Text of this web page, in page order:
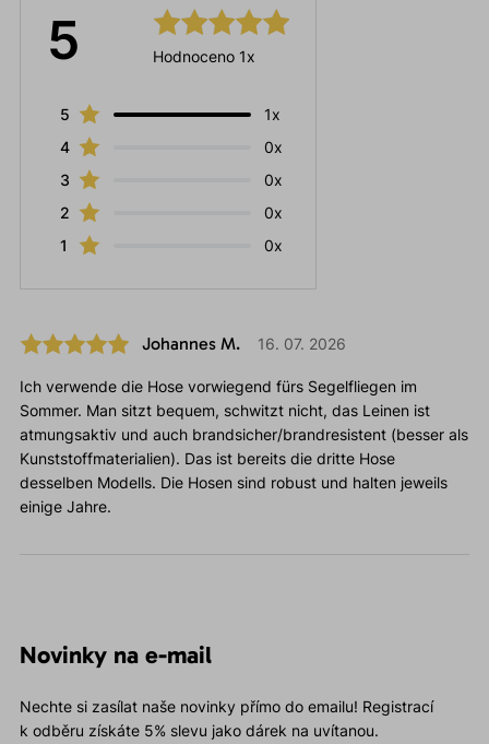
5 Hodnoceno 1x
5
1x
4
0x
3
0x
2
0x
1
0x
Johannes M. 16. 07. 2026
Ich verwende die Hose vorwiegend fürs Segelfliegen im
Sommer. Man sitzt bequem, schwitzt nicht, das Leinen ist
atmungsaktiv und auch brandsicher/brandresistent (besser als
Kunststoffmaterialien). Das ist bereits die dritte Hose
desselben Modells. Die Hosen sind robust und halten jeweils
einige Jahre.
Novinky na e-mail
Nechte si zasílat naše novinky přímo do emailu! Registrací
k odběru získáte 5% slevu jako dárek na uvítanou.